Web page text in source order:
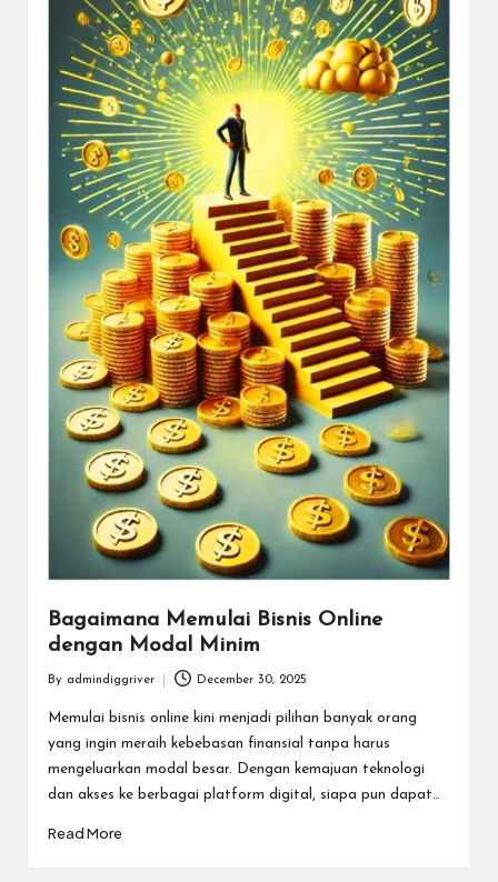
Bagaimana Memulai Bisnis Online
dengan Modal Minim
by
By admindiggriver December 30, 2025
Memulai bisnis online kini menjadi pilihan banyak orang
yang ingin meraih kebebasan finansial tanpa harus
mengeluarkan modal besar. Dengan kemajuan teknologi
dan akses ke berbagai platform digital, siapa pun dapat…
Read More